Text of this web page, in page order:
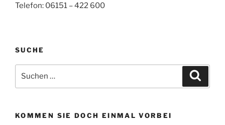
Telefon: 06151 – 422 600
SUCHE
nach:
KOMMEN SIE DOCH EINMAL VORBEI